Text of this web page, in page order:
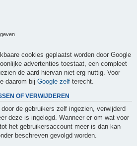
cookies geplaatst worden door Google
advertenties toestaat, een compleet
de aard hiervan niet erg nuttig. Voor
daarom bij Google zelf terecht.
OF VERWIJDEREN
de gebruikers zelf ingezien, verwijderd
deze is ingelogd. Wanneer er om wat voor
het gebruikersaccount meer is dan kan
beschreven gevolgd worden.